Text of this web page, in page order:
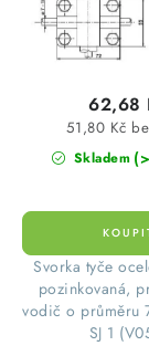
NÁŘADÍ
VÝPRODEJ
Položky bez
VÁNOCE
OSVĚTLENÍ
Otevírací doba
ku
Skladem
51,80 Kč
62,68
Svorka tyče
pozinkovaná,
vodič o průměru
SJ 1